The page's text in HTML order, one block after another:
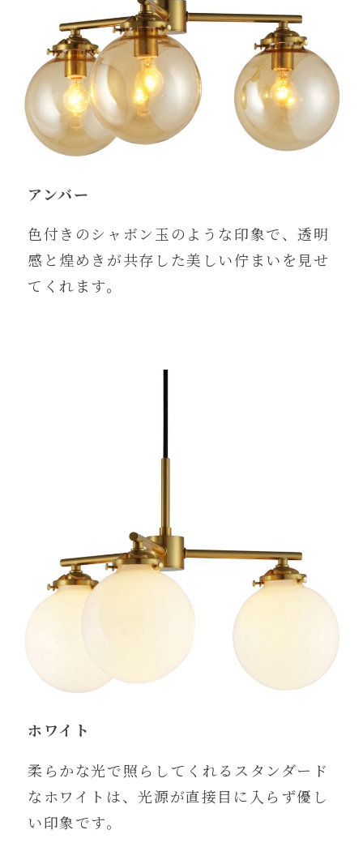
アンバー
色付きのシャボン玉のような印象で、透明
感と煌めきが共存した美しい佇まいを見せ
てくれます。
ホワイト
柔らかな光で照らしてくれるスタンダード
なホワイトは、光源が直接目に入らず優し
い印象です。